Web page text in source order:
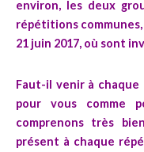
environ, les deux
répétitions
21 juin 2017, où sont
Faut-il venir à chaque
pour vous comme
comprenons très
présent à chaque